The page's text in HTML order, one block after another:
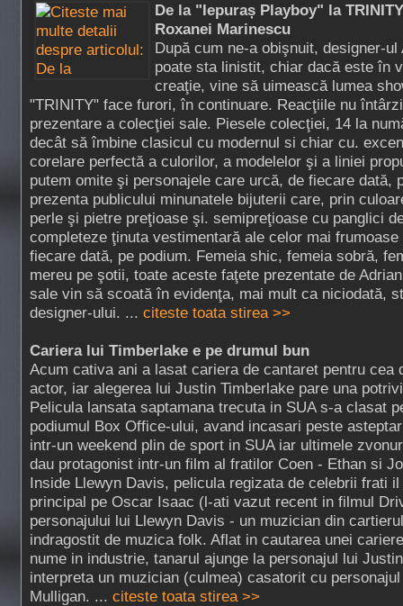
De la "Iepuraș Playboy" la
Roxanei Marinescu
După cum ne-a obişnuit, designer-ul
poate sta linistit, chiar dacă este în
creaţie, vine să uimească lumea
"TRINITY" face furori, în continuare. Reacţiile nu
prezentare a colecţiei sale. Piesele colecţiei, 14 la
decât să îmbine clasicul cu modernul si chiar cu.
corelare perfectă a culorilor, a modelelor şi a liniei
putem omite şi personajele care urcă, de fiecare dată,
prezenta publicului minunatele bijuterii care, prin
perle şi pietre preţioase şi. semipreţioase cu panglici
completeze ţinuta vestimentară ale celor mai
fiecare dată, pe podium. Femeia shic, femeia sobră,
mereu pe şotii, toate aceste faţete prezentate de
sale vin să scoată în evidenţa, mai mult ca niciodată,
designer-ului. ... citeste toata stirea >>
Cariera lui Timberlake e pe drumul bun
Acum cativa ani a lasat cariera de cantaret pentru cea
actor, iar alegerea lui Justin Timberlake pare una
Pelicula lansata saptamana trecuta in SUA s-a clasat
podiumul Box Office-ului, avand incasari peste
intr-un weekend plin de sport in SUA iar ultimele
dau protagonist intr-un film al fratilor Coen - Ethan si
Inside Llewyn Davis, pelicula regizata de celebrii frati
principal pe Oscar Isaac (l-ati vazut recent in filmul
personajului lui Llewyn Davis - un muzician din
indragostit de muzica folk. Aflat in cautarea unei
nume in industrie, tanarul ajunge la personajul lui
interpreta un muzician (culmea) casatorit cu
Mulligan. ... citeste toata stirea >>